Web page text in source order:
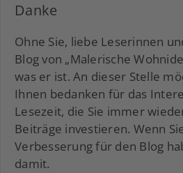
Danke
Ohne Sie, liebe Leserinnen
Blog von „Malerische
was er ist. An dieser Stelle
Ihnen bedanken für das
Lesezeit, die Sie immer
Beiträge investieren. Wenn
Verbesserung für den Blog
damit.